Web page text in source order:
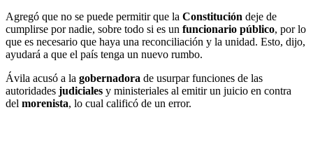
Agregó que no se puede permitir que la Constitución deje de
cumplirse por nadie, sobre todo si es un funcionario público, por lo
que es necesario que haya una reconciliación y la unidad. Esto, dijo,
ayudará a que el país tenga un nuevo rumbo.
Ávila acusó a la gobernadora de usurpar funciones de las
autoridades judiciales y ministeriales al emitir un juicio en contra
del morenista, lo cual calificó de un error.